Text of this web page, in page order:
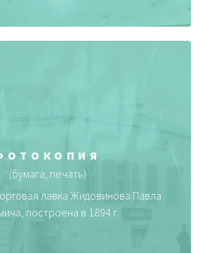
(бумага, печать)
лавка Жидовинова Павла
построена в 1894 г.